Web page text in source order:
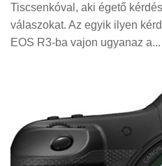
Tiscsenkóval, aki égető
válaszokat. Az egyik ilyen
EOS R3-ba vajon ugyanaz a...